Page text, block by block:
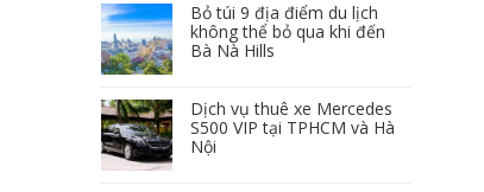
Bỏ túi 9 địa điểm du lịch
không thể bỏ qua khi đến
Bà Nà Hills
Dịch vụ thuê xe Mercedes
S500 VIP tại TPHCM và Hà
Nội